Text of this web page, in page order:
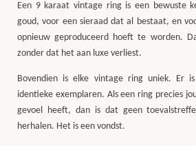
Een 9 karaat vintage ring is een bewuste
goud, voor een sieraad dat al bestaat, en
opnieuw geproduceerd hoeft te worden.
zonder dat het aan luxe verliest.
Bovendien is elke vintage ring uniek. Er
identieke exemplaren. Als een ring precies
gevoel heeft, dan is dat geen
herhalen. Het is een vondst.